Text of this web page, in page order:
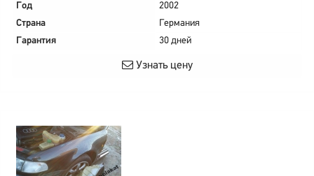
Год
2002
Страна
Германия
Гарантия
30 дней
Узнать цену